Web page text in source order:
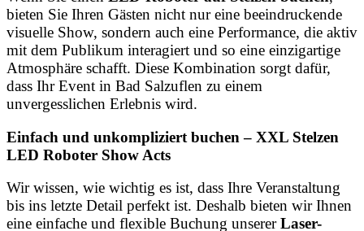
bieten Sie Ihren Gästen nicht nur eine beeindruckende
visuelle Show, sondern auch eine Performance, die aktiv
mit dem Publikum interagiert und so eine einzigartige
Atmosphäre schafft. Diese Kombination sorgt dafür,
dass Ihr Event in Bad Salzuflen zu einem
unvergesslichen Erlebnis wird.
Einfach und unkompliziert buchen – XXL Stelzen
LED Roboter Show Acts
Wir wissen, wie wichtig es ist, dass Ihre Veranstaltung
bis ins letzte Detail perfekt ist. Deshalb bieten wir Ihnen
eine einfache und flexible Buchung unsererLaser-